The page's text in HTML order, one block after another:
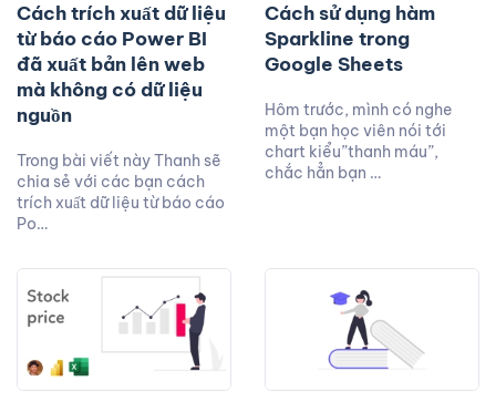
Cách trích xuất dữ liệu
từ báo cáo Power BI
đã xuất bản lên web
mà không có dữ liệu
nguồn
Trong bài viết này Thanh sẽ
chia sẻ với các bạn cách
trích xuất dữ liệu từ báo cáo
Po…
Cách sử dụng hàm
Sparkline trong
Google Sheets
Hôm trước, mình có nghe
một bạn học viên nói tới
chart kiểu”thanh máu”,
chắc hẳn bạn …